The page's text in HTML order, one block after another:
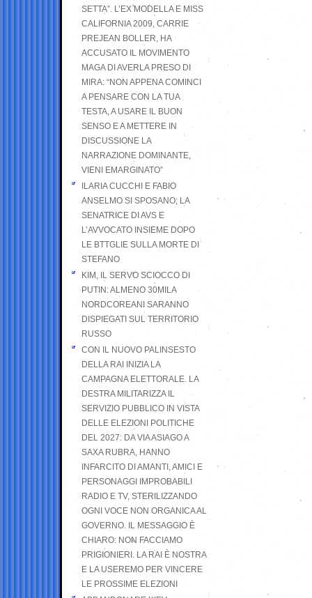
SETTA”. L’EX MODELLA E MISS
CALIFORNIA 2009, CARRIE
PREJEAN BOLLER, HA
ACCUSATO IL MOVIMENTO
MAGA DI AVERLA PRESO DI
MIRA: “NON APPENA COMINCI
A PENSARE CON LA TUA
TESTA, A USARE IL BUON
SENSO E A METTERE IN
DISCUSSIONE LA
NARRAZIONE DOMINANTE,
VIENI EMARGINATO”
ILARIA CUCCHI E FABIO
ANSELMO SI SPOSANO; LA
SENATRICE DI AVS E
L’AVVOCATO INSIEME DOPO
LE BTTGLIE SULLA MORTE DI
STEFANO
KIM, IL SERVO SCIOCCO DI
PUTIN: ALMENO 30MILA
NORDCOREANI SARANNO
DISPIEGATI SUL TERRITORIO
RUSSO
CON IL NUOVO PALINSESTO
DELLA RAI INIZIA LA
CAMPAGNA ELETTORALE. LA
DESTRA MILITARIZZA IL
SERVIZIO PUBBLICO IN VISTA
DELLE ELEZIONI POLITICHE
DEL 2027: DA VIA ASIAGO A
SAXA RUBRA, HANNO
INFARCITO DI AMANTI, AMICI E
PERSONAGGI IMPROBABILI
RADIO E TV, STERILIZZANDO
OGNI VOCE NON ORGANICA AL
GOVERNO. IL MESSAGGIO È
CHIARO: NON FACCIAMO
PRIGIONIERI. LA RAI È NOSTRA
E LA USEREMO PER VINCERE
LE PROSSIME ELEZIONI